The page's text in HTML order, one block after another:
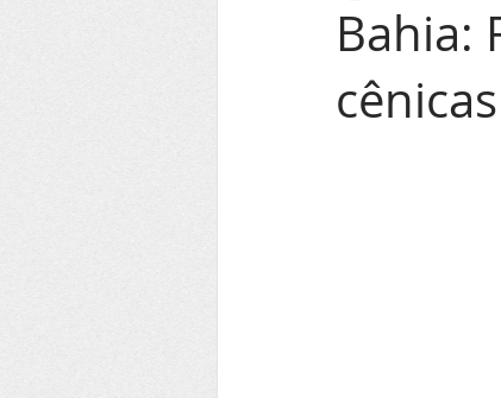
Conheça Itacaré
Bahia: